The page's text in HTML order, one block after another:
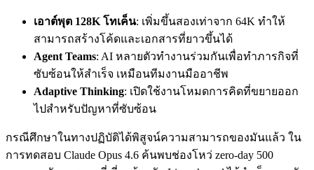
เอาต์พุต 128K โทเค็น: เพิ่มขึ้นสองเท่าจาก 64K ทำให้
สามารถสร้างโค้ดและเอกสารที่ยาวขึ้นได้
Agent Teams: AI หลายตัวทำงานร่วมกันเพื่อทำภารกิจที่
ซับซ้อนให้สำเร็จ เหมือนทีมงานมืออาชีพ
Adaptive Thinking: เปิดใช้งานโหมดการคิดที่ขยายออก
ไปสำหรับปัญหาที่ซับซ้อน
กรณีศึกษาในทางปฏิบัติได้พิสูจน์ความสามารถของมันแล้ว ใน
การทดสอบ Claude Opus 4.6 ค้นพบช่องโหว่ zero-day 500